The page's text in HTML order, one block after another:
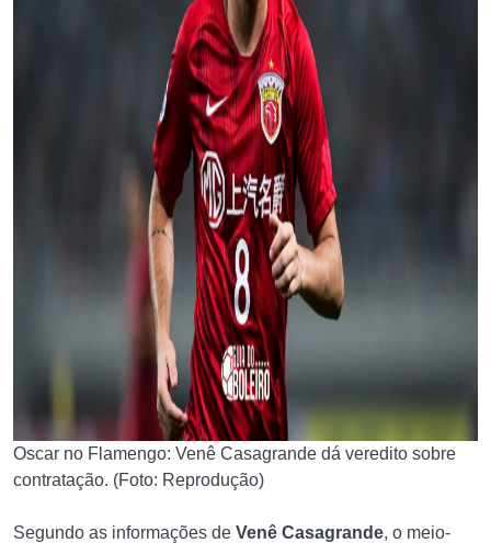
Oscar no Flamengo: Venê Casagrande dá veredito sobre
contratação. (Foto: Reprodução)
Segundo as informações de Venê Casagrande, o meio-